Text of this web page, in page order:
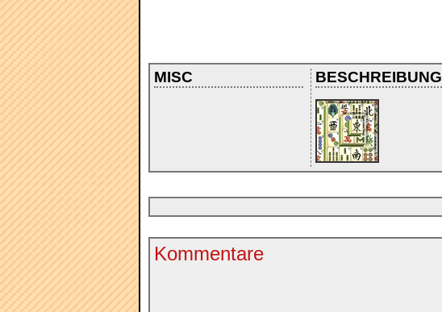
MISC BESCHREIBUNG
Kommentare